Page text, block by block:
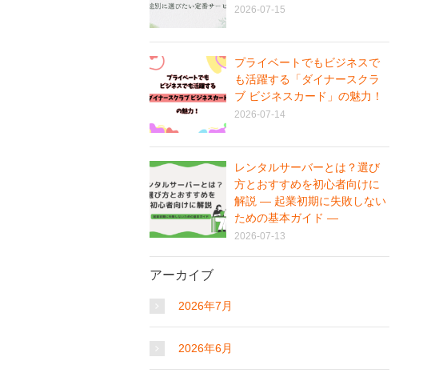
2026-07-15
プライベートでもビジネスで
も活躍する「ダイナースクラ
ブ ビジネスカード」の魅力！
2026-07-14
レンタルサーバーとは？選び
方とおすすめを初心者向けに
解説 ― 起業初期に失敗しない
ための基本ガイド ―
2026-07-13
アーカイブ
2026年7月
2026年6月